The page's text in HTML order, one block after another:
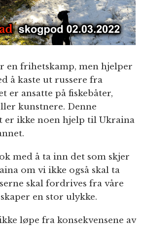
en frihetskamp, men hjelper
å kaste ut russere fra
er ansatte på fiskebåter,
kunstnere. Denne
er ikke noen hjelp til Ukraina
med å ta inn det som skjer
om vi ikke også skal ta
skal fordrives fra våre
en stor ulykke.
løpe fra konsekvensene av